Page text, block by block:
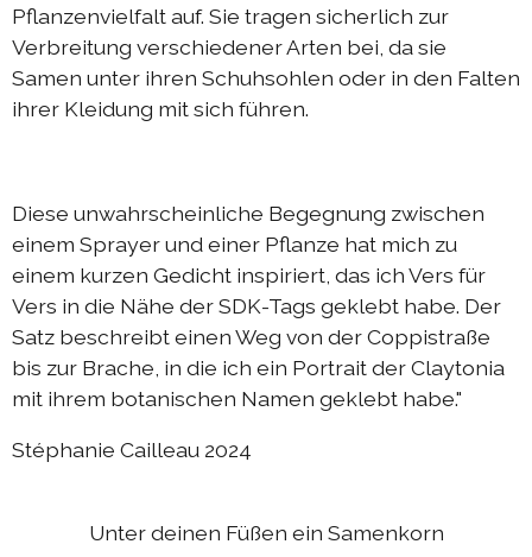
Pflanzenvielfalt auf. Sie tragen sicherlich zur
Verbreitung verschiedener Arten bei, da sie
Samen unter ihren Schuhsohlen oder in den Falten
ihrer Kleidung mit sich führen.
Diese unwahrscheinliche Begegnung zwischen
einem Sprayer und einer Pflanze hat mich zu
einem kurzen Gedicht inspiriert, das ich Vers für
Vers in die Nähe der SDK-Tags geklebt habe. Der
Satz beschreibt einen Weg von der Coppistraße
bis zur Brache, in die ich ein Portraitder Claytonia
mit ihrem botanischen Namen geklebt habe."
Stéphanie Cailleau 2024
Unter deinen Füßen ein Samenkorn